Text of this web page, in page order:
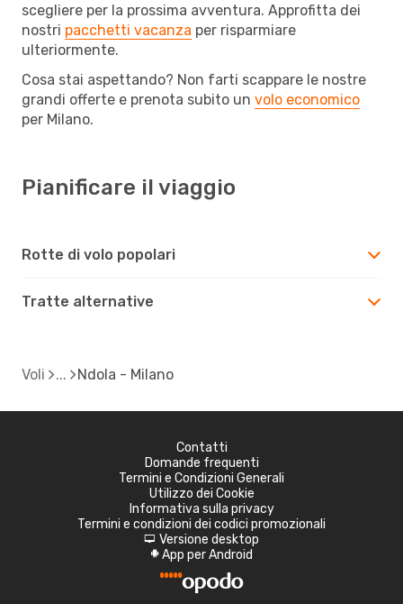
scegliere per la prossima avventura. Approfitta dei
nostri pacchetti vacanza per risparmiare
ulteriormente.
Cosa stai aspettando? Non farti scappare le nostre
grandi offerte e prenota subito un volo economico
per Milano.
Pianificare il viaggio
Rotte di volo popolari
Tratte alternative
Voli Ndola - Milano
Contatti
Domande frequenti
Termini e Condizioni Generali
Utilizzo dei Cookie
Informativa sulla privacy
Termini e condizioni dei codici promozionali
d Versione desktop
A App per Android